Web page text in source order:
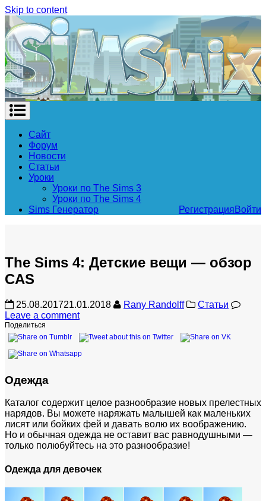
Skip to content
Сайт
Форум
Новости
Статьи
Уроки
Уроки по The Sims 3
Уроки по The Sims 4
Войти
Регистрация
Sims Генератор
The Sims 4: Детские вещи — обзор
CAS
25.08.201721.01.2018 Rany Randolff
Статьи
Leave a comment
Поделиться
Одежда
Каталог содержит целое разнообразие новых прелестных
нарядов. Вы можете наряжать малышей как маленьких
лисят или бойких фей и давать волю их воображению.
Но и обычная одежда не оставит вас равнодушными —
только полюбуйтесь на это разнообразие!
Одежда для девочек